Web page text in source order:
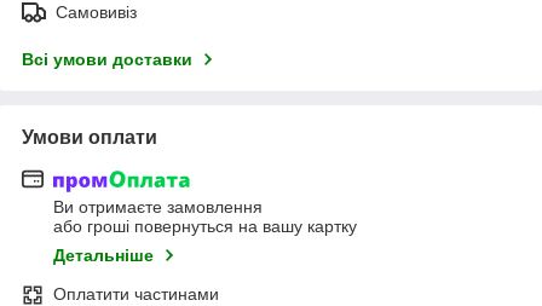
Самовивіз
Всі умови доставки
Умови оплати
Ви отримаєте замовлення
або гроші повернуться на вашу картку
Детальніше
Оплатити частинами